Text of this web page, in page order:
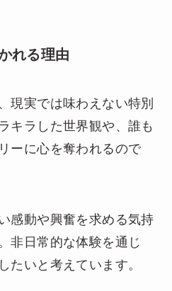
れる理由
現実では味わえない特別
キラした世界観や、誰も
ーに心を奪われるので
感動や興奮を求める気持
非日常的な体験を通じ
たいと考えています。